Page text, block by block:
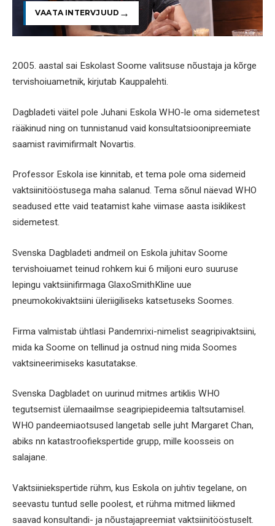
VAATA INTERVJUUD
2005. aastal sai Eskolast Soome valitsuse nõustaja ja kõrge
tervishoiuametnik, kirjutab Kauppalehti.
Dagbladeti väitel pole Juhani Eskola WHO-le oma sidemetest
rääkinud ning on tunnistanud vaid konsultatsioonipreemiate
saamist ravimifirmalt Novartis.
Professor Eskola ise kinnitab, et tema pole oma sidemeid
vaktsiinitööstusega maha salanud. Tema sõnul näevad WHO
seadused ette vaid teatamist kahe viimase aasta isiklikest
sidemetest.
Svenska Dagbladeti andmeil on Eskola juhitav Soome
tervishoiuamet teinud rohkem kui 6 miljoni euro suuruse
lepingu vaktsiinifirmaga GlaxoSmithKline uue
pneumokokivaktsiini üleriigiliseks katsetuseks Soomes.
Firma valmistab ühtlasi Pandemrixi-nimelist seagripivaktsiini,
mida ka Soome on tellinud ja ostnud ning mida Soomes
vaktsineerimiseks kasutatakse.
Svenska Dagbladet on uurinud mitmes artiklis WHO
tegutsemist ülemaailmse seagripiepideemia taltsutamisel.
WHO pandeemiaotsused langetab selle juht Margaret Chan,
abiks nn katastroofiekspertide grupp, mille koosseis on
salajane.
Vaktsiiniekspertide rühm, kus Eskola on juhtiv tegelane, on
seevastu tuntud selle poolest, et rühma mitmed liikmed
saavad konsultandi- ja nõustajapreemiat vaktsiinitööstuselt.